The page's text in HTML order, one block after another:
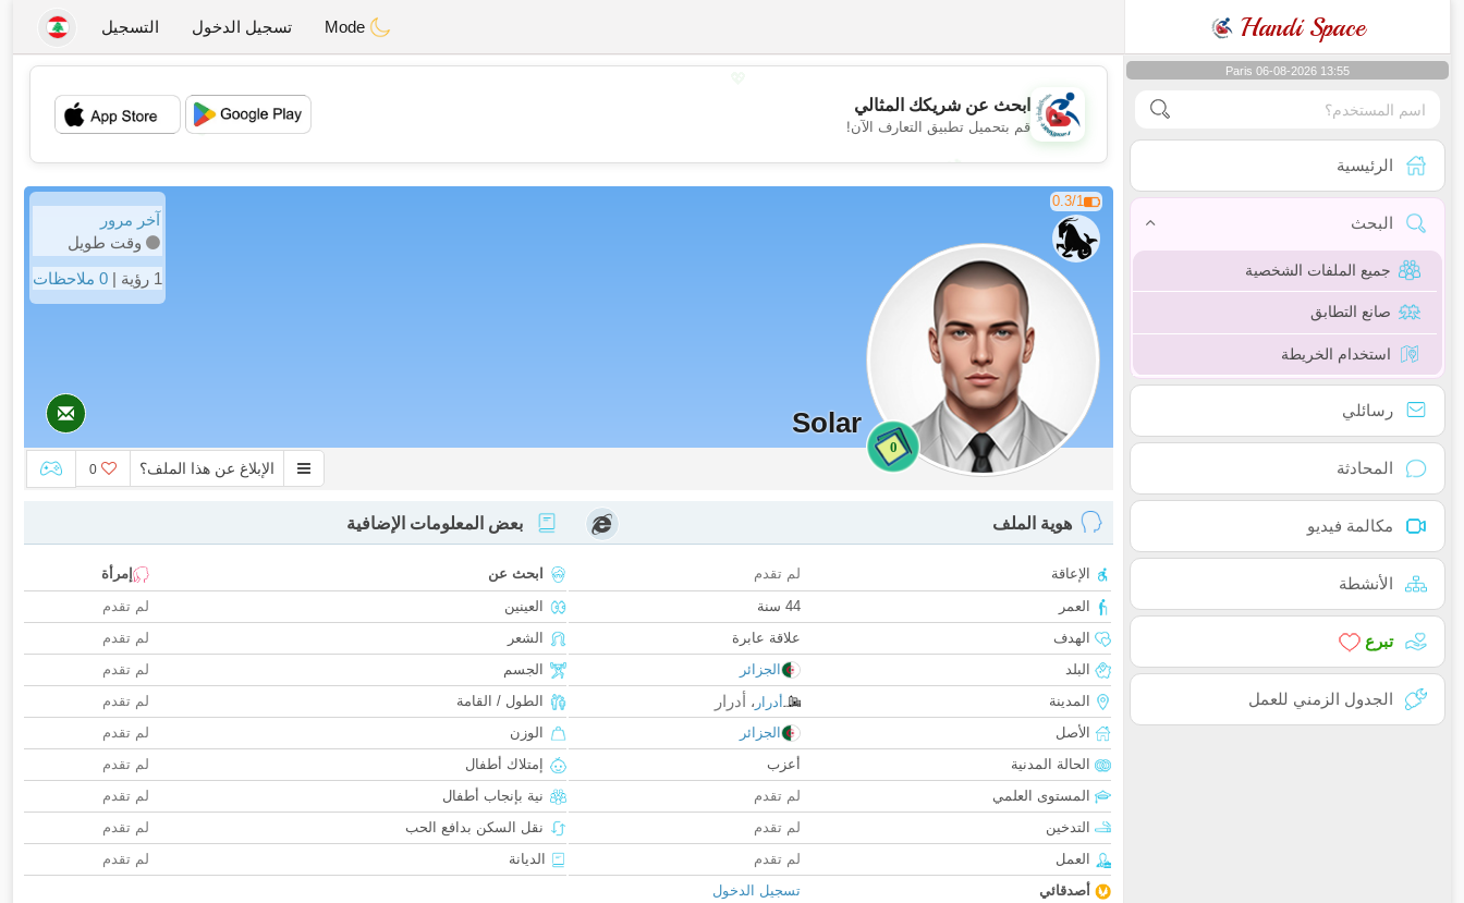
Handi Space تسجيل الدخول التسجيل
Paris 06-08-2026 13:55
الرئيسية
البحث
جميع الملفات الشخصية
صانع التطابق
استخدام الخريطة
رسائلي
المحادثة
مكالمة فيديو
الأنشطة
تبرع
الجدول الزمني للعمل
💖
💕
ابحث عن شريكك المثالي
قم بتحميل تطبيق التعارف الآن!
0.3/1
0
Solar
آخر مرور
وقت طويل
1 رؤية |
0 ملاحظات
الإبلاغ عن هذا الملف؟ 0
هوية الملف
الإعاقة
لم تقدم
العمر
44 سنة
الهدف
علاقة عابرة
البلد
الجزائر
المدينة
أدرار ، أدرار
الأصل
الجزائر
الحالة المدنية
أعزب
المستوى العلمي
لم تقدم
التدخين
لم تقدم
العمل
لم تقدم
أصدقائي
تسجيل الدخول
بعض المعلومات الإضافية
ابحث عن
إمرأة
العينين
لم تقدم
الشعر
لم تقدم
الجسم
لم تقدم
الطول / القامة
لم تقدم
الوزن
لم تقدم
إمتلاك أطفال
لم تقدم
نية بإنجاب أطفال
لم تقدم
نقل السكن بدافع الحب
لم تقدم
الديانة
لم تقدم